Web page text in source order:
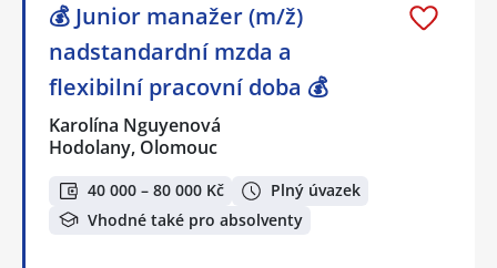
💰 Junior manažer (m/ž)
nadstandardní mzda a
flexibilní pracovní doba 💰
Karolína Nguyenová
Hodolany, Olomouc
40 000 – 80 000 Kč
Plný úvazek
Vhodné také pro absolventy